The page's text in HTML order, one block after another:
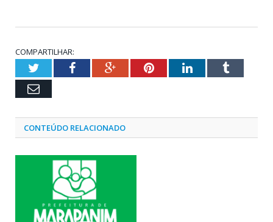
COMPARTILHAR:
TwitterFacebookGoogle+PinterestLinkedInTumblr
Email
CONTEÚDO RELACIONADO